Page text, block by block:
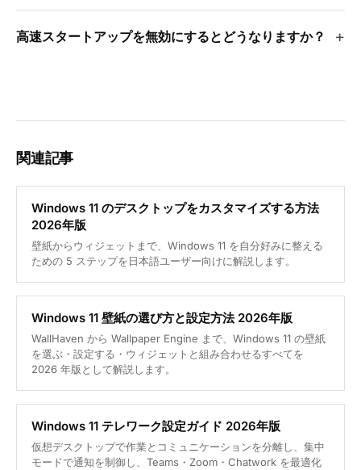
高速スタートアップを無効にするとどうなりますか？
関連記事
Windows 11 のデスクトップをカスタマイズする方法
2026年版
壁紙からウィジェットまで、Windows 11 を自分好みに整える
ための 5 ステップを日本語ユーザー向けに解説します。
Windows 11 壁紙の選び方と設定方法 2026年版
WallHaven から Wallpaper Engine まで、Windows 11 の壁紙
を選ぶ・設定する・ウィジェットと組み合わせるすべてを
2026 年版として解説します。
Windows 11 テレワーク設定ガイド 2026年版
仮想デスクトップで作業とコミュニケーションを分離し、集中
モードで通知を制御し、Teams・Zoom・Chatwork を最適化